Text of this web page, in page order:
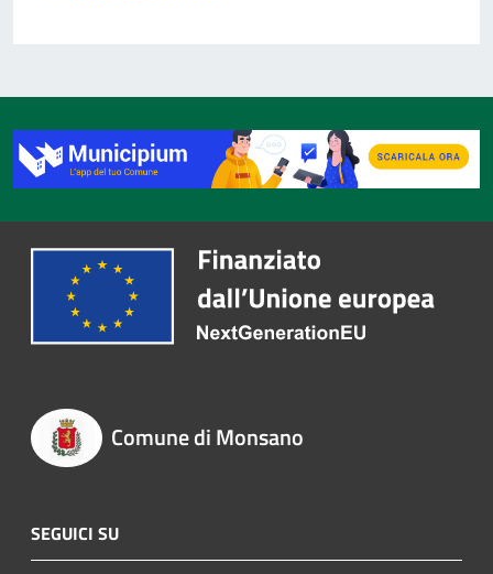
Comune di Monsano
SEGUICI SU